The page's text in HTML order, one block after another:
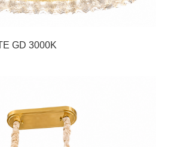
LUSTRE DIAMANTE GD 3000K